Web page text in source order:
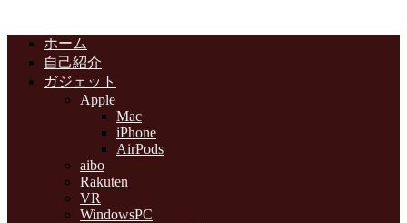
ホーム
自己紹介
ガジェット
Apple
Mac
iPhone
AirPods
aibo
Rakuten
VR
WindowsPC